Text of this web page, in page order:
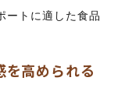
ートに適した食品
を高められる